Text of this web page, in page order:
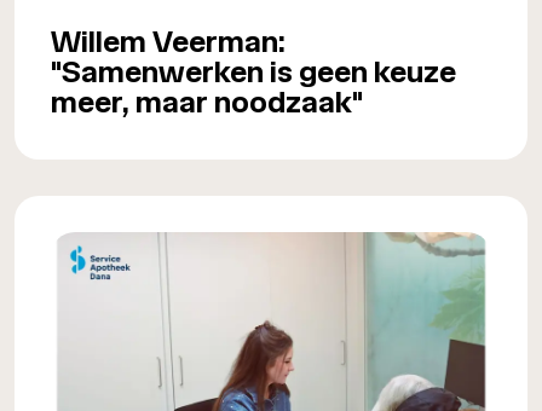
Willem Veerman:
"Samenwerken is geen keuze
meer, maar noodzaak"